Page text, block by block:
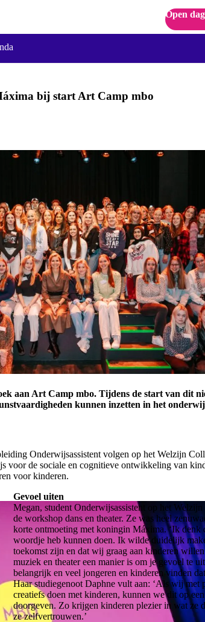
Open
bij start Art Camp mbo
aan Art Camp mbo. Tijdens de start van dit
kunnen inzetten in het
Onderwijsassistent volgen op het Welzijn
voor de sociale en cognitieve ontwikkeling van
voor kinderen.
Gevoel uiten
Megan, student Onderwijsassistent op het Welzijn
de workshop dans en theater. Ze was heel
korte ontmoeting met koningin Máxima. ‘Ik denk
woordje heb kunnen doen. Ik wilde duidelijk
toekomst zijn en dat wij graag aan kinderen willen
muziek en theater een manier is om je gevoel te
belangrijk en veel jongeren en kinderen vinden
Haar studiegenoot Daphne vult aan: ‘Als wij met
creatiefs doen met kinderen, kunnen we dit op
doorgeven. Zo krijgen kinderen plezier in wat ze
ze zelfvertrouwen.’